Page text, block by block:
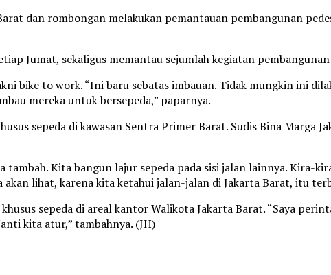
dan rombongan melakukan pemantauan pembangunan
Jumat, sekaligus memantau sejumlah kegiatan
bike to work. “Ini baru sebatas imbauan. Tidak mungkin ini
mereka untuk bersepeda,” paparnya.
sepeda di kawasan Sentra Primer Barat. Sudis Bina Marga
Kita bangun lajur sepeda pada sisi jalan lainnya. Kira-
lihat, karena kita ketahui jalan-jalan di Jakarta Barat, itu
sepeda di areal kantor Walikota Jakarta Barat. “Saya
kita atur,” tambahnya. (JH)